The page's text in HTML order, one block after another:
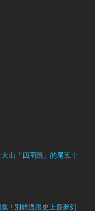
山「四圍跳」的尾班車
! 別錯過跟史上最夢幻